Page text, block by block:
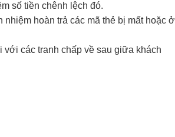
số tiền chênh lệch đó.
nhiệm hoàn trả các mã thẻ bị mất hoặc ở
các tranh chấp về sau giữa khách